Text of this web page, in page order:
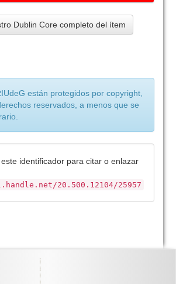
Dublin Core completo del ítem
están protegidos por copyright,
reservados, a menos que se
identificador para citar o enlazar
20.500.12104/25957